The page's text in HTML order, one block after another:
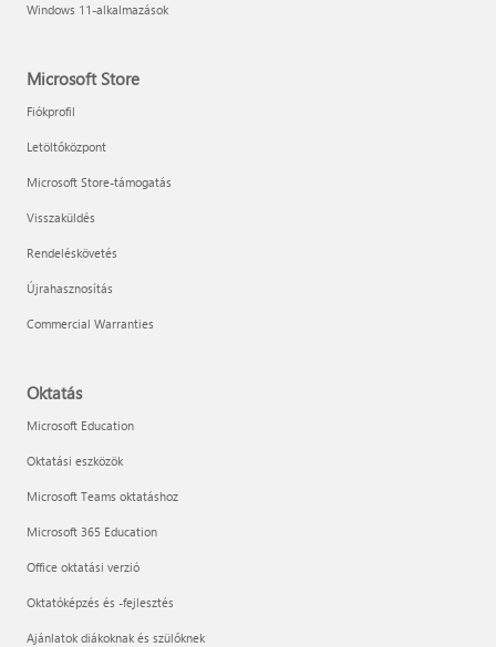
Windows 11-alkalmazások
Microsoft Store
Fiókprofil
Letöltőközpont
Microsoft Store-támogatás
Visszaküldés
Rendeléskövetés
Újrahasznosítás
Commercial Warranties
Oktatás
Microsoft Education
Oktatási eszközök
Microsoft Teams oktatáshoz
Microsoft 365 Education
Office oktatási verzió
Oktatóképzés és -fejlesztés
Ajánlatok diákoknak és szülőknek